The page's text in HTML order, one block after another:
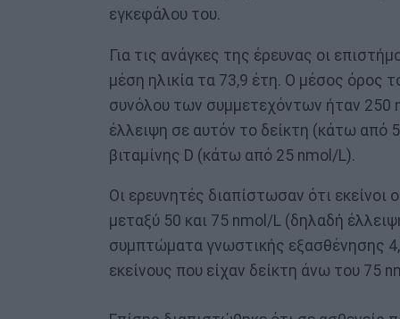
εγκεφάλου του.
Για τις ανάγκες της έρευνας οι
μέση ηλικία τα 73,9 έτη. Ο μέσος όρος
συνόλου των συμμετεχόντων ήταν 250
έλλειψη σε αυτόν το δείκτη (κάτω από
βιταμίνης D (κάτω από 25 nmol/L).
Οι ερευνητές διαπίστωσαν ότι εκείνοι
μεταξύ 50 και 75 nmol/L (δηλαδή
συμπτώματα γνωστικής εξασθένησης
εκείνους που είχαν δείκτη άνω του 75